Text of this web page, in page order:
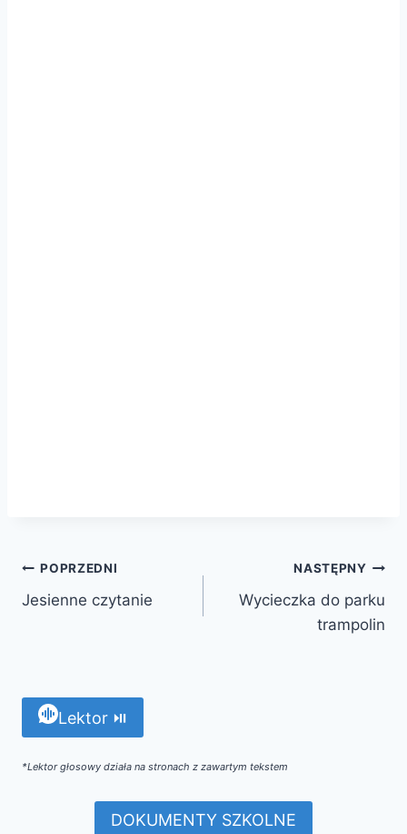
POPRZEDNI
Jesienne czytanie
NASTĘPNY
Wycieczka do parku
trampolin
Lektor ⏯
*Lektor głosowy działa na stronach z zawartym tekstem
DOKUMENTY SZKOLNE